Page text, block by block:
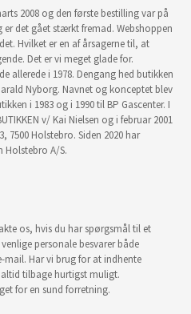
2008 og den første bestilling var på
er det gået stærkt fremad. Webshoppen
Hvilket er en af årsagerne til, at
Det er vi meget glade for.
allerede i 1978. Dengang hed butikken
Nyborg. Navnet og konceptet blev
i 1983 og i 1990 til BP Gascenter. I
v/ Kai Nielsen og i februar 2001
7500 Holstebro. Siden 2020 har
Holstebro A/S.
os, hvis du har spørgsmål til et
personale besvarer både
mail. Har vi brug for at indhente
tilbage hurtigst muligt.
for en sund forretning.